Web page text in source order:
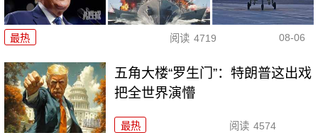
最热 阅读 4719 08-06
五角大楼“罗生门”：特朗普这出戏
把全世界演懵
最热 阅读 4574